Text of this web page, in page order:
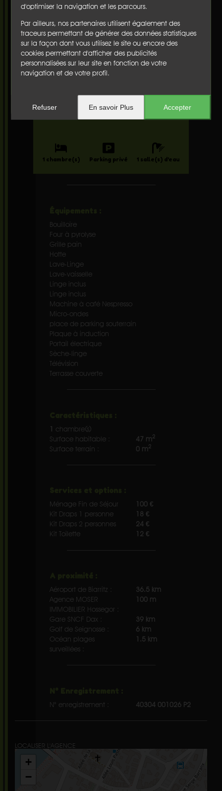
d'optimiser la navigation et les parcours.
Par ailleurs, nos partenaires utilisent également des
traceurs permettant de générer des données statistiques
sur la façon dont vous utilisez le site ou encore des
cookies permettant d'afficher des publicités
personnalisées sur leur site en fonction de votre
navigation et de votre profil.
Refuser En savoir Plus Accepter
Terrasse couverte avec espace repas
Appartement
à HOSSEGOR
550 à1290 €/sem
1 chambre(s) Parking privé 1 salle(s) d'eau
Bouilloire
Four à pyrolyse
Grille pain
Hotte
Lave-Linge
Lave-vaisselle
Linge inclus
Linge inclus
Machine à café Nespresso
Micro-ondes
place de parking souterrain
Plaque à induction
Portail électrique
Sèche-linge
Télévision
Terrasse couverte
1 chambre(s)
Surface habitable :
47 m2
Surface terrain : 0 m2
Ménage Fin de Séjour
100 €
Kit Draps 1 personne
18 €
Kit Draps 2 personnes
24 €
Kit Toilette
12 €
Aéroport de Biarritz :
36.5 km
Agence MOSER
IMMOBILIER Hossegor :
100 m
Gare SNCF Dax :
39 km
Golf de Seignosse :
6 km
Océan plages
surveillées :
1.5 km
N° enregistrement : 40304 001026 P2
LOCALISER L'AGENCE
+
−